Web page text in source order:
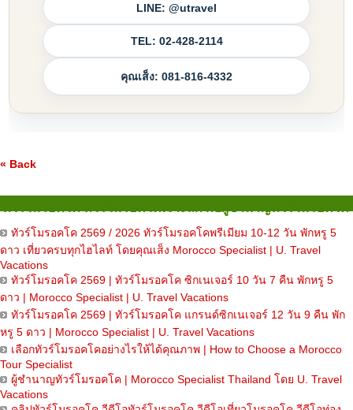
LINE: @utravel
TEL: 02-428-2114
คุณเส็ง: 081-816-4332
« Back
ทัวร์โมรอคโค 2569 / 2026 ทัวร์โมรอคโคพรีเมียม 10-12 วัน พักหรู 5
ดาว เที่ยวครบทุกไฮไลท์ โดยคุณเส็ง Morocco Specialist | U. Travel
Vacations
ทัวร์โมรอคโค 2569 | ทัวร์โมรอคโค ซิกเนเจอร์ 10 วัน 7 คืน พักหรู 5
ดาว | Morocco Specialist | U. Travel Vacations
ทัวร์โมรอคโค 2569 | ทัวร์โมรอคโค แกรนด์ซิกเนเจอร์ 12 วัน 9 คืน พัก
หรู 5 ดาว | Morocco Specialist | U. Travel Vacations
เลือกทัวร์โมรอคโคอย่างไรให้ได้คุณภาพ | How to Choose a Morocco
Tour Specialist
ผู้ชำนาญทัวร์โมรอคโค | Morocco Specialist Thailand โดย U. Travel
Vacations